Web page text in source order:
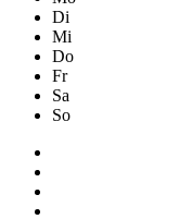
Di
Mi
Do
Fr
Sa
So